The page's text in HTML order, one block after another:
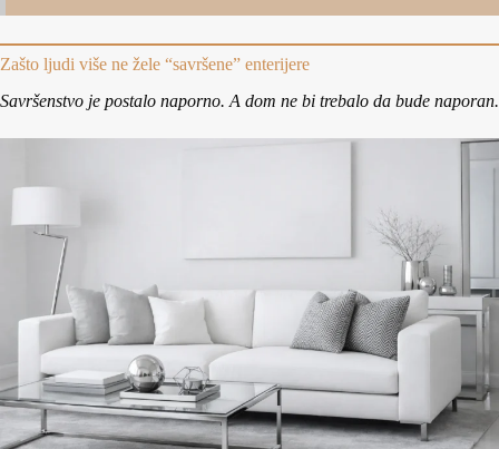
Zašto ljudi više ne žele “savršene” enterijere
Savršenstvo je postalo naporno. A dom ne bi trebalo da bude naporan.